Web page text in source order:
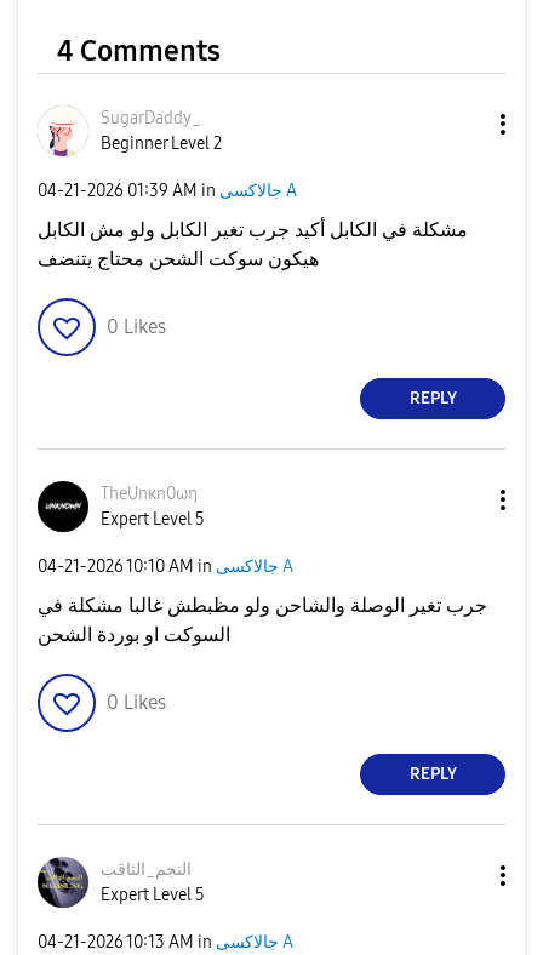
4 Comments
SugarDaddy_
Beginner Level 2
‎04-21-2026 01:39 AM in جالاكسى A
مشكلة في الكابل أكيد جرب تغير الكابل ولو مش الكابل
هيكون سوكت الشحن محتاج يتنضف
0 Likes
REPLY
TheUnκn0ωη
Expert Level 5
‎04-21-202610:10 AM in جالاكسى A
جرب تغير الوصلة والشاحن ولو مظبطش غالبا مشكلة في
السوكت او بوردة الشحن
0 Likes
REPLY
النجم_الثاقب
Expert Level 5
‎04-21-202610:13 AM in جالاكسى A